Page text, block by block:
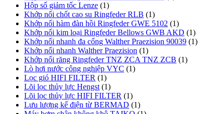
Hộp số giảm tốc Lenze (1)
Khớp nối chốt cao su Ringfeder RLB (1)
Khớp nối hàm đàn hồi Ringfeder GWE 5102 (1)
Khớp nối kim loại Ringfeder Bellows GWB AKD (1)
Khớp nối nhanh đa cổng Walther Praezision 90039 (1)
Khớp nối nhanh Walther Praezision (1)
Khớp nối răng Ringfeder TNZ ZCA TNZ ZCB (1)
Lò hơi nước công nghiệp VYC (1)
Lọc gió HIFI FILTER (1)
Lõi lọc thủy lực Hengst (1)
Lõi lọc thủy lực HIFI FILTER (1)
Lưu lượng kế điện từ BERMAD (1)